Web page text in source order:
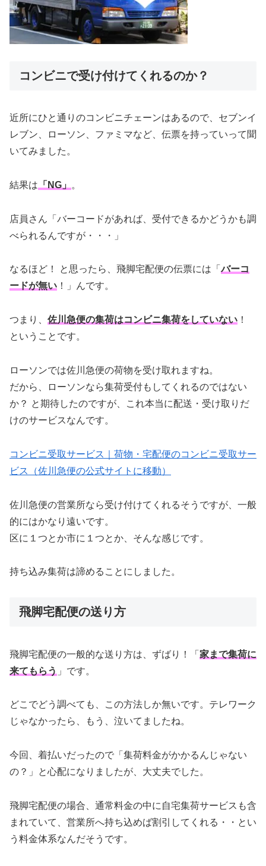
コンビニで受け付けてくれるのか？
近所にひと通りのコンビニチェーンはあるので、セブンイ
レブン、ローソン、ファミマなど、伝票を持っていって聞
いてみました。
結果は 「NG」 。
店員さん「バーコードがあれば、受付できるかどうかも調
べられるんですが・・・」
なるほど！ と思ったら、飛脚宅配便の伝票には「バーコ
ードが無い ！」んです。
つまり、 佐川急便の集荷はコンビニ集荷をしていない ！
ということです。
ローソンでは佐川急便の荷物を受け取れますね。
だから、ローソンなら集荷受付もしてくれるのではない
か？ と期待したのですが、これ本当に配送・受け取りだ
けのサービスなんです。
コンビニ受取サービス｜荷物・宅配便のコンビニ受取サー
ビス（佐川急便の公式サイトに移動）
佐川急便の営業所なら受け付けてくれるそうですが、一般
的にはかなり遠いです。
区に１つとか市に１つとか、そんな感じです。
持ち込み集荷は諦めることにしました。
飛脚宅配便の送り方
飛脚宅配便の一般的な送り方は、ずばり！「 家まで集荷に
来てもらう 」です。
どこでどう調べても、この方法しか無いです。テレワーク
じゃなかったら、もう、泣いてましたね。
今回、着払いだったので「集荷料金がかかるんじゃない
の？」と心配になりましたが、大丈夫でした。
飛脚宅配便の場合、通常料金の中に自宅集荷サービスも含
まれていて、営業所へ持ち込めば割引してくれる・・とい
う料金体系なんだそうです。